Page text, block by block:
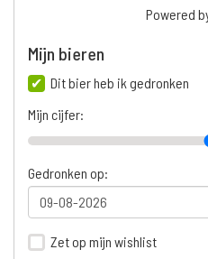
Powered
Mijn bieren
Dit bier heb ik gedronken
Mijn cijfer:
Gedronken op:
Zet op mijn wishlist